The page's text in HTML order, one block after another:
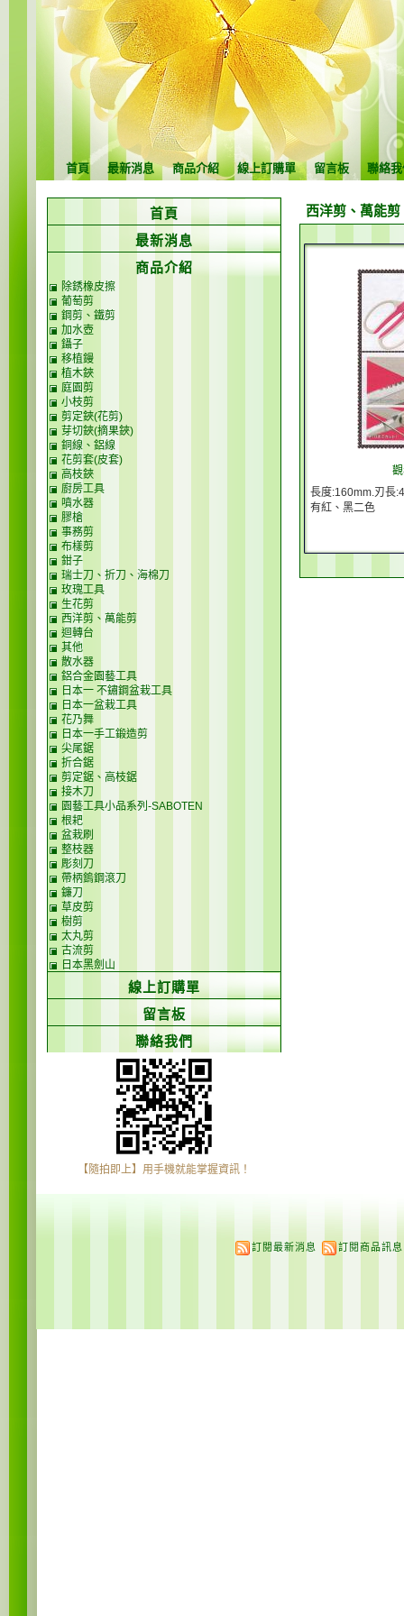
首頁 最新消息 商品介紹 線上訂購單 留言板 聯絡
西洋剪、萬能剪
長度:160mm.刃長
有紅、黑二色
首頁
最新消息
商品介紹
除銹橡皮擦
葡萄剪
鋼剪、鐵剪
加水壺
鑷子
移植鏝
植木鋏
庭園剪
小枝剪
剪定鋏(花剪)
芽切鋏(摘果鋏)
銅線、鋁線
花剪套(皮套)
高枝鋏
廚房工具
噴水器
膠槍
事務剪
布樣剪
鉗子
瑞士刀、折刀、海棉刀
玫瑰工具
生花剪
西洋剪、萬能剪
迴轉台
其他
散水器
鋁合金園藝工具
日本一 不鏽鋼盆栽工具
日本一盆栽工具
花乃舞
日本一手工鍛造剪
尖尾鋸
折合鋸
剪定鋸、高枝鋸
接木刀
園藝工具小品系列-SABOTEN
根耙
盆栽刷
整枝器
彫刻刀
帶柄鎢鋼滾刀
鐮刀
草皮剪
樹剪
太丸剪
古流剪
日本黑劍山
線上訂購單
留言板
聯絡我們
【隨拍即上】用手機就能掌握資訊！
訂閱最新消息 訂閱商品訊息